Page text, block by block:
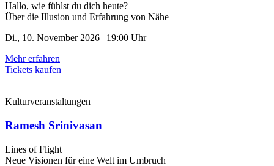
Hallo, wie fühlst du dich heute?
Über die Illusion und Erfahrung von Nähe
Di., 10. November 2026 | 19:00 Uhr
Mehr erfahren
Tickets kaufen
Kulturveranstaltungen
Ramesh Srinivasan
Lines of Flight
Neue Visionen für eine Welt im Umbruch